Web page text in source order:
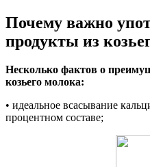
Почему важно
продукты из
Несколько фактов о
козьего молока:
• идеальное всасывание
процентном составе;